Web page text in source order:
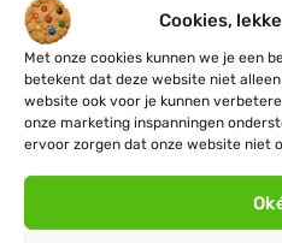
Cookies,
Met onze cookies kunnen we je een
betekent dat deze website niet
website ook voor je kunnen
onze marketing inspanningen
ervoor zorgen dat onze website niet
Klanten
+14.800